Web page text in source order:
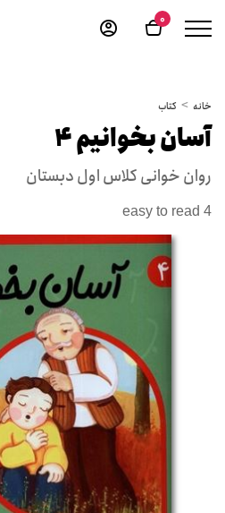
0
خانه کتاب
آسان بخوانیم 4
روان خوانی کلاس اول دبستان
easy to read 4